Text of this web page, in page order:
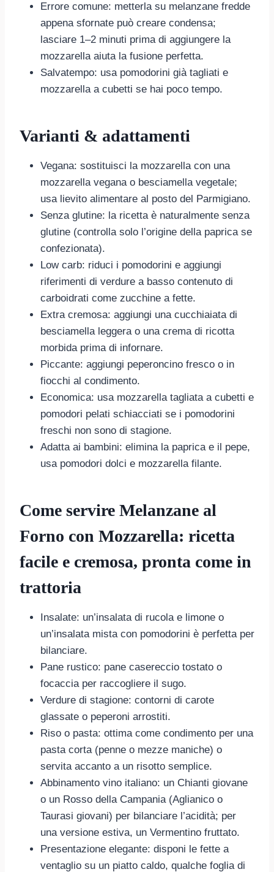
Errore comune: metterla su melanzane fredde
appena sfornate può creare condensa;
lasciare 1–2 minuti prima di aggiungere la
mozzarella aiuta la fusione perfetta.
Salvatempo: usa pomodorini già tagliati e
mozzarella a cubetti se hai poco tempo.
Varianti & adattamenti
Vegana: sostituisci la mozzarella con una
mozzarella vegana o besciamella vegetale;
usa lievito alimentare al posto del Parmigiano.
Senza glutine: la ricetta è naturalmente senza
glutine (controlla solo l’origine della paprica se
confezionata).
Low carb: riduci i pomodorini e aggiungi
riferimenti di verdure a basso contenuto di
carboidrati come zucchine a fette.
Extra cremosa: aggiungi una cucchiaiata di
besciamella leggera o una crema di ricotta
morbida prima di infornare.
Piccante: aggiungi peperoncino fresco o in
fiocchi al condimento.
Economica: usa mozzarella tagliata a cubetti e
pomodori pelati schiacciati se i pomodorini
freschi non sono di stagione.
Adatta ai bambini: elimina la paprica e il pepe,
usa pomodori dolci e mozzarella filante.
Come servire Melanzane al
Forno con Mozzarella: ricetta
facile e cremosa, pronta come in
trattoria
Insalate: un’insalata di rucola e limone o
un’insalata mista con pomodorini è perfetta per
bilanciare.
Pane rustico: pane casereccio tostato o
focaccia per raccogliere il sugo.
Verdure di stagione: contorni di carote
glassate o peperoni arrostiti.
Riso o pasta: ottima come condimento per una
pasta corta (penne o mezze maniche) o
servita accanto a un risotto semplice.
Abbinamento vino italiano: un Chianti giovane
o un Rosso della Campania (Aglianico o
Taurasi giovani) per bilanciare l’acidità; per
una versione estiva, un Vermentino fruttato.
Presentazione elegante: disponi le fette a
ventaglio su un piatto caldo, qualche foglia di